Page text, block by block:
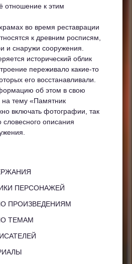
отношение к этим
во время реставрации
к древним росписям,
и снаружи сооружения.
исторический облик
переживало какие-то
его восстанавливали.
об этом в свою
на тему «Памятник
включать фотографии, так
словесного описания
ПЕРСОНАЖЕЙ
ПРОИЗВЕДЕНИЯМ
ТЕМАМ